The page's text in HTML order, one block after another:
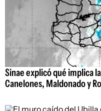
Sinae explicó qué implica
Canelones, Maldonado y